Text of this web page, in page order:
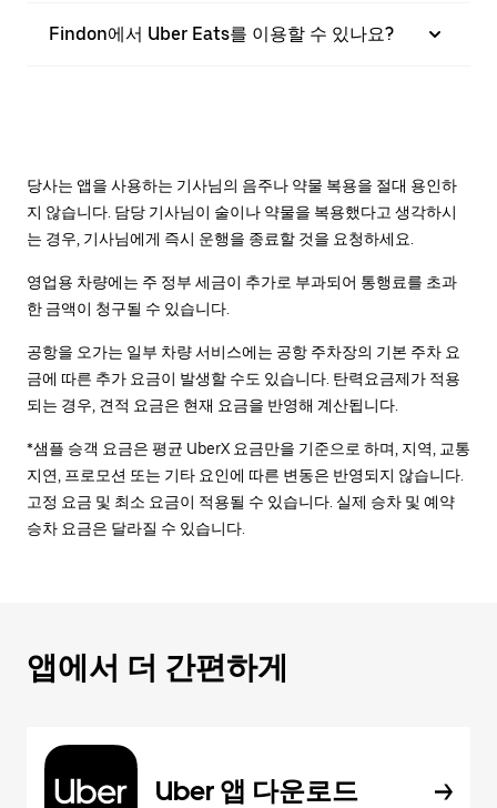
Findon에서 Uber Eats를 이용할 수 있나요?
당사는 앱을 사용하는 기사님의 음주나 약물 복용을 절대 용인하
지 않습니다. 담당 기사님이 술이나 약물을 복용했다고 생각하시
는 경우, 기사님에게 즉시 운행을 종료할 것을 요청하세요.
영업용 차량에는 주 정부 세금이 추가로 부과되어 통행료를 초과
한 금액이 청구될 수 있습니다.
공항을 오가는 일부 차량 서비스에는 공항 주차장의 기본 주차 요
금에 따른 추가 요금이 발생할 수도 있습니다. 탄력요금제가 적용
되는 경우, 견적 요금은 현재 요금을 반영해 계산됩니다.
*샘플 승객 요금은 평균 UberX 요금만을 기준으로 하며, 지역, 교통
지연, 프로모션 또는 기타 요인에 따른 변동은 반영되지 않습니다.
고정 요금 및 최소 요금이 적용될 수 있습니다. 실제 승차 및 예약
승차 요금은 달라질 수 있습니다.
앱에서 더 간편하게
Uber 앱 다운로드